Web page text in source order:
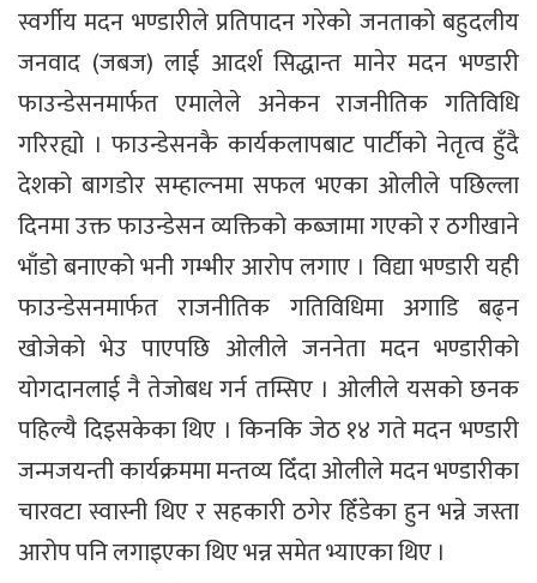
स्वर्गीय मदन भण्डारीले प्रतिपादन गरेको जनताको बहुदलीय
जनवाद (जबज) लाई आदर्श सिद्धान्त मानेर मदन भण्डारी
फाउन्डेसनमार्फत एमालेले अनेकन राजनीतिक गतिविधि
गरिरह्यो । फाउन्डेसनकै कार्यकलापबाट पार्टीको नेतृत्व हुँदै
देशको बागडोर सम्हाल्नमा सफल भएका ओलीले पछिल्ला
दिनमा उक्त फाउन्डेसन व्यक्तिको कब्जामा गएको र ठगीखाने
भाँडो बनाएको भनी गम्भीर आरोप लगाए । विद्या भण्डारी यही
फाउन्डेसनमार्फत राजनीतिक गतिविधिमा अगाडि बढ्न
खोजेको भेउ पाएपछि ओलीले जननेता मदन भण्डारीको
योगदानलाई नै तेजोबध गर्न तम्सिए । ओलीले यसको छनक
पहिल्यै दिइसकेका थिए । किनकि जेठ १४ गते मदन भण्डारी
जन्मजयन्ती कार्यक्रममा मन्तव्य दिँदा ओलीले मदन भण्डारीका
चारवटा स्वास्नी थिए र सहकारी ठगेर हिँडेका हुन भन्ने जस्ता
आरोप पनि लगाइएका थिए भन्न समेत भ्याएका थिए ।